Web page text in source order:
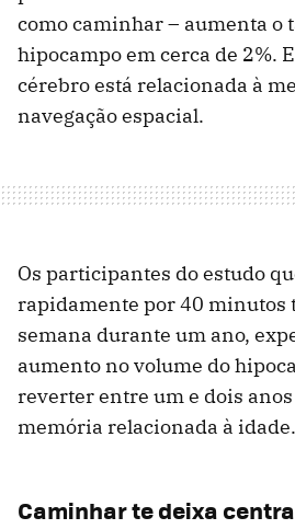
como caminhar – aumenta o
hipocampo em cerca de 2%.
cérebro está relacionada à
navegação espacial.
Os participantes do estudo
rapidamente por 40 minutos
semana durante um ano,
aumento no volume do
reverter entre um e dois
memória relacionada à idade.
Caminhar te deixa